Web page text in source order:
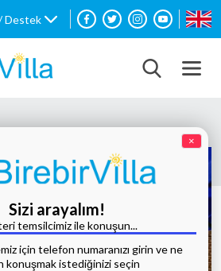
Destek
×
Sizi arayalım!
temsilcimiz ile konuşun...
için telefon numaranızı girin ve ne
konuşmak istediğinizi seçin